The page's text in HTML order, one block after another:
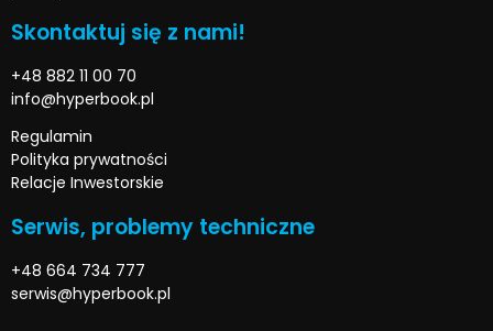
Skontaktuj się z nami!
+48 882 11 00 70
info@hyperbook.pl
Regulamin
Polityka prywatności
Relacje Inwestorskie
Serwis, problemy techniczne
+48 664 734 777
serwis@hyperbook.pl